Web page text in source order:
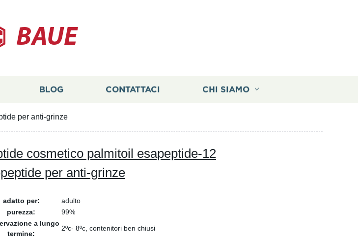
BAUE
BLOG CONTATTACI CHI SIAMO
per anti-grinze
cosmetico palmitoil esapeptide-12
per anti-grinze
adatto per:
adulto
purezza:
99%
a lungo
termine:
2ºc- 8ºc, contenitori ben chiusi